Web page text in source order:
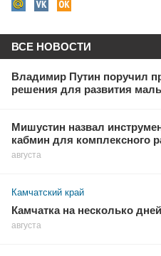
ВСЕ НОВОСТИ
Владимир Путин поручил
решения для развития
Мишустин назвал
кабмин для комплексного
августа
Камчатский край
Камчатка на несколько
августа